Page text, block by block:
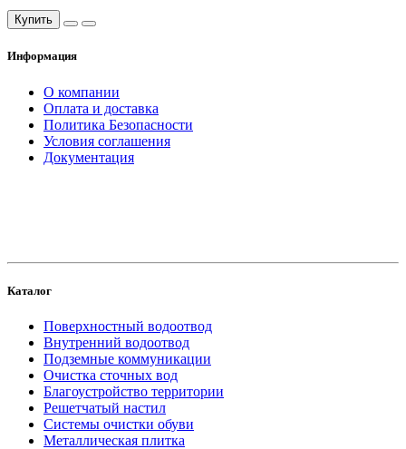
Купить
Информация
О компании
Оплата и доставка
Политика Безопасности
Условия соглашения
Документация
Каталог
Поверхностный водоотвод
Внутренний водоотвод
Подземные коммуникации
Очистка сточных вод
Благоустройство территории
Решетчатый настил
Системы очистки обуви
Металлическая плитка